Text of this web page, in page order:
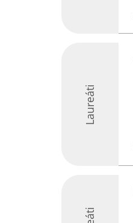
Laureáti